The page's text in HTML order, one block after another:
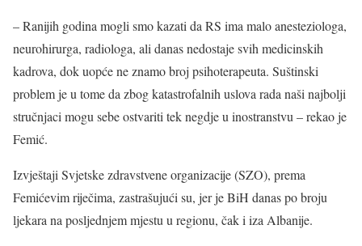
– Ranijih godina mogli smo kazati da RS ima malo anesteziologa,
neurohirurga, radiologa, ali danas nedostaje svih medicinskih
kadrova, dok uopće ne znamo broj psihoterapeuta. Suštinski
problem je u tome da zbog katastrofalnih uslova rada naši najbolji
stručnjaci mogu sebe ostvariti tek negdje u inostranstvu – rekao je
Femić.
Izvještaji Svjetske zdravstvene organizacije (SZO), prema
Femićevim riječima, zastrašujući su, jer je BiH danas po broju
ljekara na posljednjem mjestu u regionu, čak i iza Albanije.